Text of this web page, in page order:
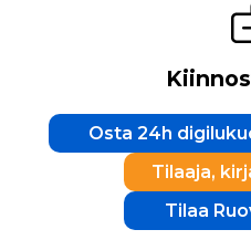
Osta 24h
Tilaaja,
Tilaa